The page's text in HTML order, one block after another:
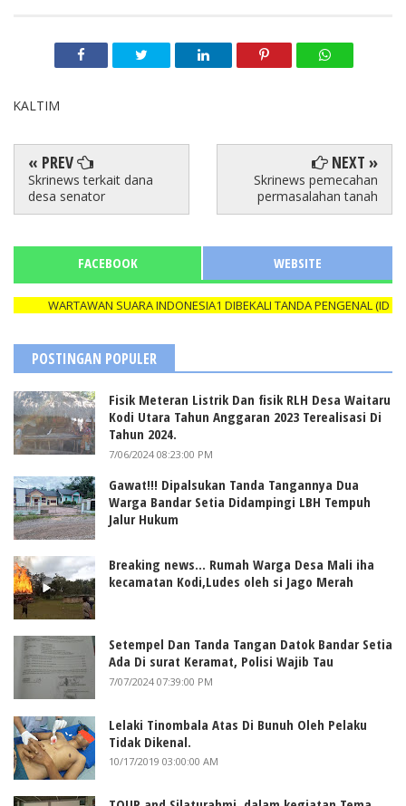
KALTIM
« PREV
Skrinews terkait dana
desa senator
NEXT »
Skrinews pemecahan
permasalahan tanah
FACEBOOK WEBSITE
WARTAWAN SUARA INDONESIA1 DIBEKALI TANDA PENGENAL (ID
POSTINGAN POPULER
Fisik Meteran Listrik Dan fisik RLH Desa Waitaru
Kodi Utara Tahun Anggaran 2023 Terealisasi Di
Tahun 2024.
7/06/2024 08:23:00 PM
Gawat!!! Dipalsukan Tanda Tangannya Dua
Warga Bandar Setia Didampingi LBH Tempuh
Jalur Hukum
Breaking news... Rumah Warga Desa Mali iha
kecamatan Kodi,Ludes oleh si Jago Merah
Setempel Dan Tanda Tangan Datok Bandar Setia
Ada Di surat Keramat, Polisi Wajib Tau
7/07/2024 07:39:00 PM
Lelaki Tinombala Atas Di Bunuh Oleh Pelaku
Tidak Dikenal.
10/17/2019 03:00:00 AM